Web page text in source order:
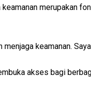
merupakan
keamanan.
akses bagi